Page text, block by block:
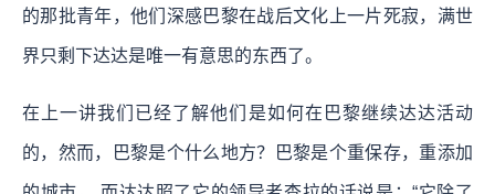
的那批青年，他们深感巴黎在战后文化上一片死寂，满世
界只剩下达达是唯一有意思的东西了。
在上一讲我们已经了解他们是如何在巴黎继续达达活动
的，然而，巴黎是个什么地方？巴黎是个重保存，重添加